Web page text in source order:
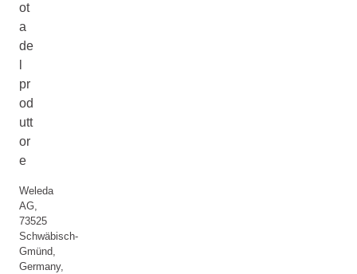
ot
a
de
pr
od
utt
or
e
Weleda
AG,
73525
Schwäbisch-
Gmünd,
Germany,